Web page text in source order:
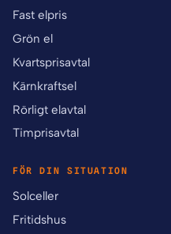
Fast elpris
Grön el
Kvartsprisavtal
Kärnkraftsel
Rörligt elavtal
Timprisavtal
FÖR DIN SITUATION
Solceller
Fritidshus